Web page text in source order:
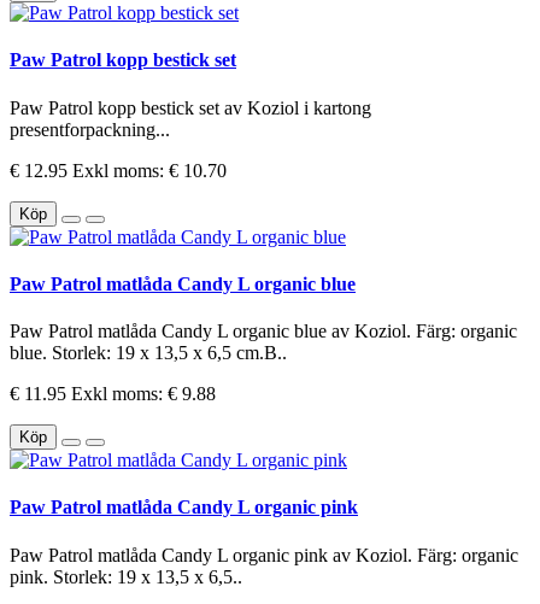
Paw Patrol kopp bestick set
Paw Patrol kopp bestick set av Koziol i kartong
presentforpackning...
€ 12.95 Exkl moms: € 10.70
Köp
Paw Patrol matlåda Candy L organic blue
Paw Patrol matlåda Candy L organic blue av Koziol. Färg: organic
blue. Storlek: 19 x 13,5 x 6,5 cm.B..
€ 11.95 Exkl moms: € 9.88
Köp
Paw Patrol matlåda Candy L organic pink
Paw Patrol matlåda Candy L organic pink av Koziol. Färg: organic
pink. Storlek: 19 x 13,5 x 6,5..